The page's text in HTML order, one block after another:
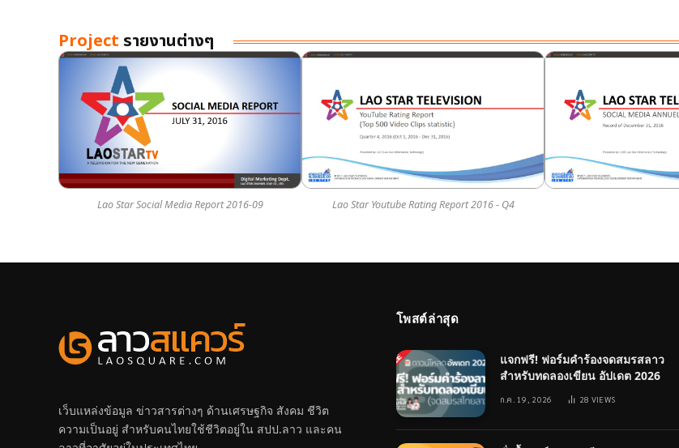
Project รายงานต่างๆ
Lao Star Social Media Report 2016-09 Lao Star Youtube Rating Report 2016 - Q4
เว็บแหล่งข้อมูล ข่าวสารต่างๆ ด้านเศรษฐกิจ สังคม ชีวิต
ความเป็นอยู่ สำหรับคนไทยใช้ชีวิตอยู่ใน สปป.ลาว และคน
โพสต์ล่าสุด
แจกฟรี! ฟอร์มคำร้องจดสมรสลาว
สำหรับทดลองเขียน อัปเดต 2026
ก.ค. 19, 2026 28 VIEWS